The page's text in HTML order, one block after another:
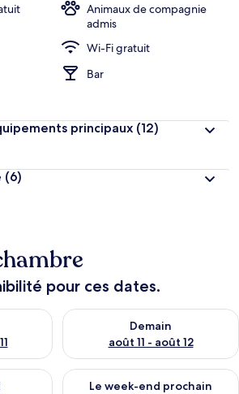
Animaux de compagnie
admis
Wi-Fi gratuit
Bar
principaux (12)
(6)
pour ces dates.
ce soir août 10 - août 11
Demain
août 11 - août 12
Vérifier la disponibilité pour
ce week-end août 14 - août 16
Le week-end prochain
Vérifier la disponibilité pour